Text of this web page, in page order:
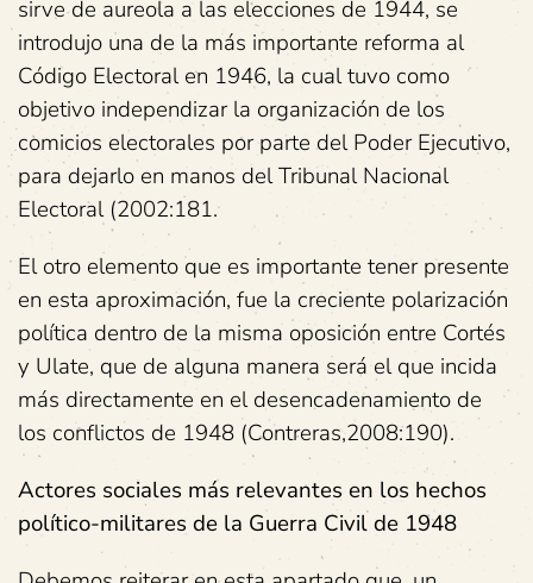
sirve de aureola a las elecciones de 1944, se
introdujo una de la más importante reforma al
Código Electoral en 1946, la cual tuvo como
objetivo independizar la organización de los
comicios electorales por parte del Poder Ejecutivo,
para dejarlo en manos del Tribunal Nacional
Electoral (2002:181.
El otro elemento que es importante tener presente
en esta aproximación, fue la creciente polarización
política dentro de la misma oposición entre Cortés
y Ulate, que de alguna manera será el que incida
más directamente en el desencadenamiento de
los conflictos de 1948 (Contreras,2008:190).
Actores sociales más relevantes en los hechos
político-militares de la Guerra Civil de 1948